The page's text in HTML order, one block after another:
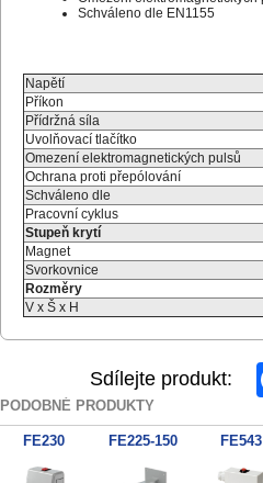
Schváleno dle EN1155
Napětí
Příkon
Přídržná síla
Uvolňovací tlačítko
Omezení elektromagnetických pulsů
Ochrana proti přepólování
Schváleno dle
Pracovní cyklus
Stupeň krytí
Magnet
Svorkovnice
Rozměry
V x Š x H
Sdílejte produkt:
PODOBNÉ PRODUKTY
FE230 FE225-150 FE543